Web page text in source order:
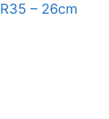
– 26cm